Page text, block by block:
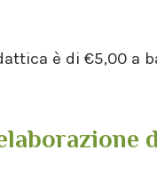
è di €5,00 a